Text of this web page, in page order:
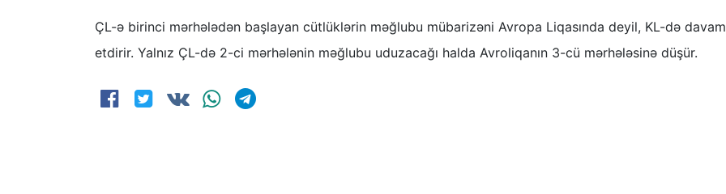
ÇL-ə birinci mərhələdən başlayan cütlüklərin məğlubu mübarizəni Avropa Liqasında deyil, KL-də davam
etdirir. Yalnız ÇL-də 2-ci mərhələnin məğlubu uduzacağı halda Avroliqanın 3-cü mərhələsinə düşür.